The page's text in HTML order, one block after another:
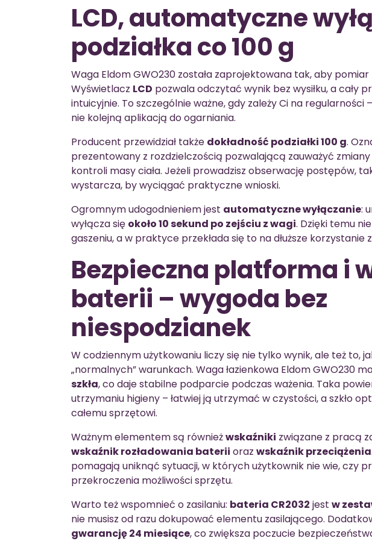
LCD, automatyczne
podziałka co 100 g
Waga Eldom GWO230 została zaprojektowana tak, aby pomiar
Wyświetlacz LCD pozwala odczytać wynik bez wysiłku, a cały
intuicyjnie. To szczególnie ważne, gdy zależy Ci na
nie kolejną aplikacją do ogarniania.
Producent przewidział także dokładność podziałki 100 g.
prezentowany z rozdzielczością pozwalającą zauważyć
kontroli masy ciała. Jeżeli prowadzisz obserwację postępów,
wystarcza, by wyciągać praktyczne wnioski.
Ogromnym udogodnieniem jest automatyczne wyłączanie:
wyłącza się około 10 sekund po zejściu z wagi. Dzięki temu
gaszeniu, a w praktyce przekłada się to na dłuższe korzystanie
Bezpieczna platforma i
baterii – wygoda bez
niespodzianek
W codziennym użytkowaniu liczy się nie tylko wynik, ale też to,
„normalnych” warunkach. Waga łazienkowa Eldom GWO230
szkła, co daje stabilne podparcie podczas ważenia. Taka
utrzymaniu higieny – łatwiej ją utrzymać w czystości, a szkło
całemu sprzętowi.
Ważnym elementem są równieżwskaźniki związane z pracą
wskaźnik rozładowania baterii oraz wskaźnik przeciążenia
pomagają uniknąć sytuacji, w których użytkownik nie wie, czy
przekroczenia możliwości sprzętu.
Warto też wspomnieć o zasilaniu: bateria CR2032 jest w
nie musisz od razu dokupować elementu zasilającego.
gwarancję 24 miesiące, co zwiększa poczucie